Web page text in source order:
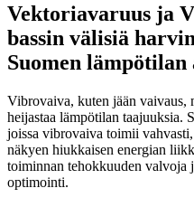
Vektoriavaruus ja
bassin välisiä
Suomen lämpötilan
Vibrovaiva, kuten jään vaivaus,
heijastaa lämpötilan taajuuksia.
joissa vibrovaiva toimii
näkyen hiukkaisen energian
toiminnan tehokkuuden valvoja
optimointi.